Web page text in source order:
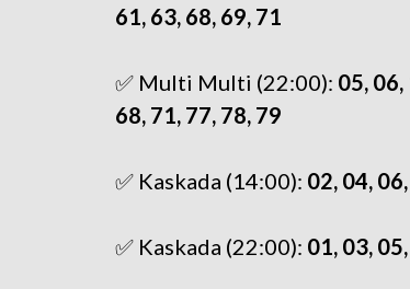
61, 63, 68, 69, 71
✅ Multi Multi (22:00): 05, 06,
68, 71, 77, 78, 79
✅ Kaskada (14:00): 02, 04,
✅ Kaskada (22:00): 01, 03,